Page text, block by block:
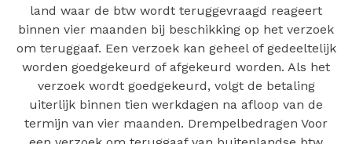
land waar de btw wordt teruggevraagd reageert
binnen vier maanden bij beschikking op het verzoek
om teruggaaf. Een verzoek kan geheel of gedeeltelijk
worden goedgekeurd of afgekeurd worden. Als het
verzoek wordt goedgekeurd, volgt de betaling
uiterlijk binnen tien werkdagen na afloop van de
termijn van vier maanden. Drempelbedragen Voor